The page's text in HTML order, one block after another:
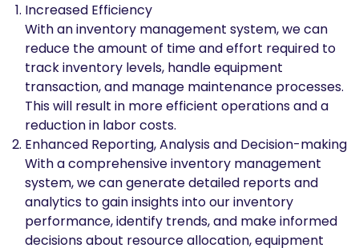
Increased Efficiency
With an inventory management system, we can
reduce the amount of time and effort required to
track inventory levels, handle equipment
transaction, and manage maintenance processes.
This will result in more efficient operations and a
reduction in labor costs.
Enhanced Reporting, Analysis and Decision-making
With a comprehensive inventory management
system, we can generate detailed reports and
analytics to gain insights into our inventory
performance, identify trends, and make informed
decisions about resource allocation, equipment